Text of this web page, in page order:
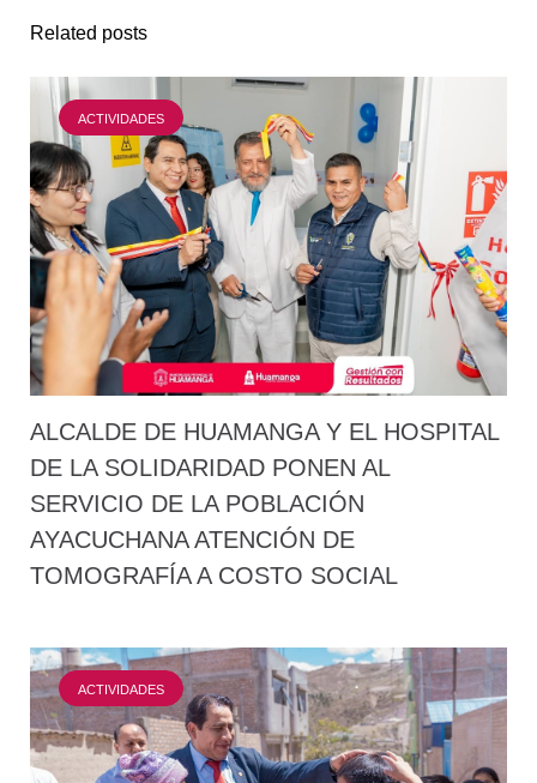
Related posts
ACTIVIDADES
ALCALDE DE HUAMANGA Y EL HOSPITAL
DE LA SOLIDARIDAD PONEN AL
SERVICIO DE LA POBLACIÓN
AYACUCHANA ATENCIÓN DE
TOMOGRAFÍA A COSTO SOCIAL
ACTIVIDADES